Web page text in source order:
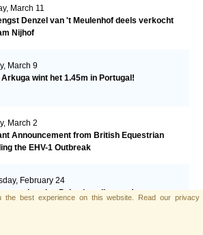
March 11
Denzel van 't Meulenhof deels verkocht
Nijhof
March 9
wint het 1.45m in Portugal!
March 2
Announcement from British Equestrian
the EHV-1 Outbreak
February 24
Polen in volle gang!
best experience on this website. Read our privacy